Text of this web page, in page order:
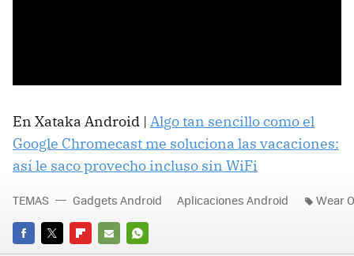
En Xataka Android | Algo tan sencillo como el
Google Chromecast me soluciona las vacaciones:
así le saco provecho incluso sin WiFi
TEMAS Gadgets Android Aplicaciones Android Wear